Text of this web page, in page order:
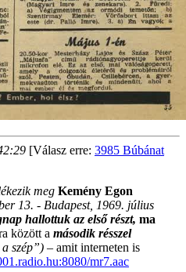
[Válasz erre: 3985 Búbánat
meg Kemény Egon
13. - Budapest, 1969. július
hallottuk az első részt, ma
között a második résszel
szép”) – amit interneten is
mr7.aac